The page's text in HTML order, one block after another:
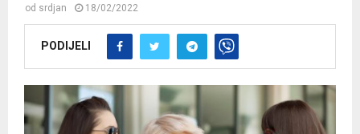
od srdjan 18/02/2022
PODIJELI